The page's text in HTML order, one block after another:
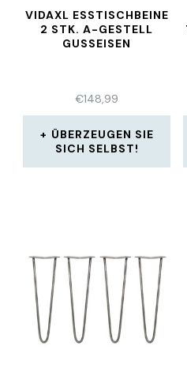
VIDAXL ESSTISCHBEINE
2 STK. A-GESTELL
GUSSEISEN
€148,99
ÜBERZEUGEN SIE
SICH SELBST!